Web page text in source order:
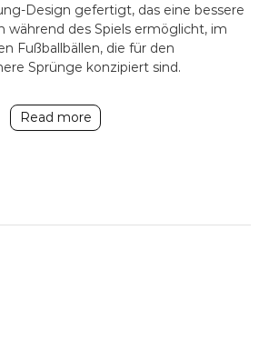
Design gefertigt, das eine bessere
während des Spiels ermöglicht, im
Fußballbällen, die für den
Sprünge konzipiert sind.
Read more